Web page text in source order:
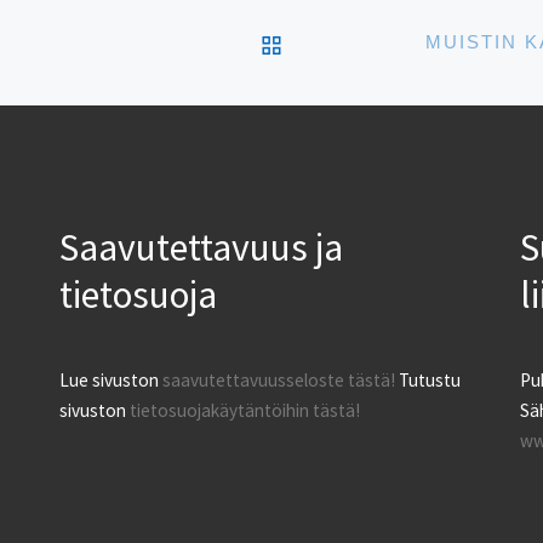
SVYL. Yhteistyössä
ARTIKKELISIVULLE
Saavutettavuus ja
tietosuoja
Lue sivuston saavutettavuusseloste tästä! Tutustu
sivuston tietosuojakäytäntöihin tästä!